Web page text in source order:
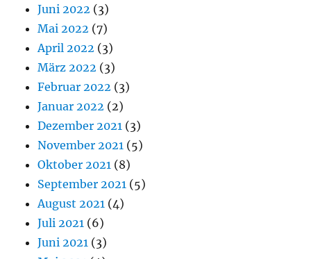
Juni 2022 (3)
Mai 2022 (7)
April 2022 (3)
März 2022 (3)
Februar 2022 (3)
Januar 2022 (2)
Dezember 2021 (3)
November 2021 (5)
Oktober 2021 (8)
September 2021 (5)
August 2021 (4)
Juli 2021 (6)
Juni 2021 (3)